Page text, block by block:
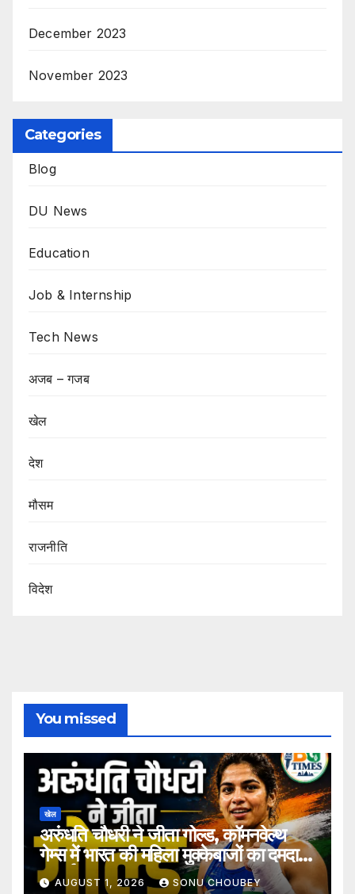
December 2023
November 2023
Categories
Blog
DU News
Education
Job & Internship
Tech News
अजब – गजब
खेल
देश
मौसम
राजनीति
विदेश
You missed
खेल
अरुंधति चौधरी ने जीता गोल्ड, कॉमनवेल्थ
गेम्स में भारत की महिला मुक्केबाजों का दमदार
प्रदर्शन
AUGUST 1, 2026 SONU CHOUBEY